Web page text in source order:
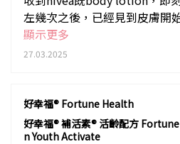
左幾次之後，已經見到皮膚開
期待之後可以淡化手腳嘅紅
顯示更多
27.03.2025
好幸福® Fortune Health
好幸福® 補活素® 活齡配方
n Youth Activate